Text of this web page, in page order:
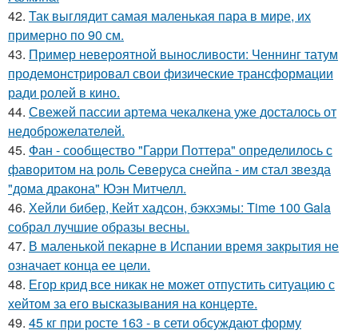
42. Так выглядит самая маленькая пара в мире, их
примерно по 90 см.
43. Пример невероятной выносливости: Ченнинг татум
продемонстрировал свои физические трансформации
ради ролей в кино.
44. Свежей пассии артема чекалкена уже досталось от
недоброжелателей.
45. Фан - сообщество "Гарри Поттера" определилось с
фаворитом на роль Северуса снейпа - им стал звезда
"дома дракона" Юэн Митчелл.
46. Хейли бибер, Кейт хадсон, бэкхэмы: Time 100 Gala
собрал лучшие образы весны.
47. В маленькой пекарне в Испании время закрытия не
означает конца ее цели.
48. Егор крид все никак не может отпустить ситуацию с
хейтом за его высказывания на концерте.
49. 45 кг при росте 163 - в сети обсуждают форму